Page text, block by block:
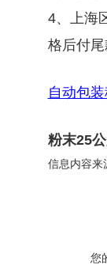
4、上海
格后付
自动包
粉末25
信息内容来
您